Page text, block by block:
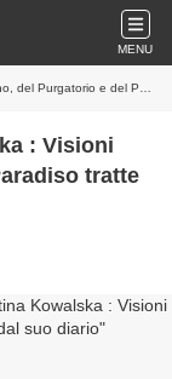
MENU
Paradiso tratte dal suo diario
: Visioni
tratte